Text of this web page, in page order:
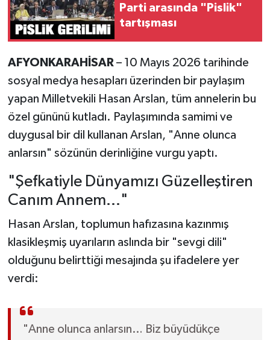
Parti arasında "Pislik"
tartışması
AFYONKARAHİSAR– 10 Mayıs 2026 tarihinde
sosyal medya hesapları üzerinden bir paylaşım
yapan Milletvekili Hasan Arslan, tüm annelerin bu
özel gününü kutladı. Paylaşımında samimi ve
duygusal bir dil kullanan Arslan, "Anne olunca
anlarsın" sözünün derinliğine vurgu yaptı.
"Şefkatiyle Dünyamızı Güzelleştiren
Canım Annem..."
Hasan Arslan, toplumun hafızasına kazınmış
klasikleşmiş uyarıların aslında bir "sevgi dili"
olduğunu belirttiği mesajında şu ifadelere yer
verdi:
"Anne olunca anlarsın… Biz büyüdükçe